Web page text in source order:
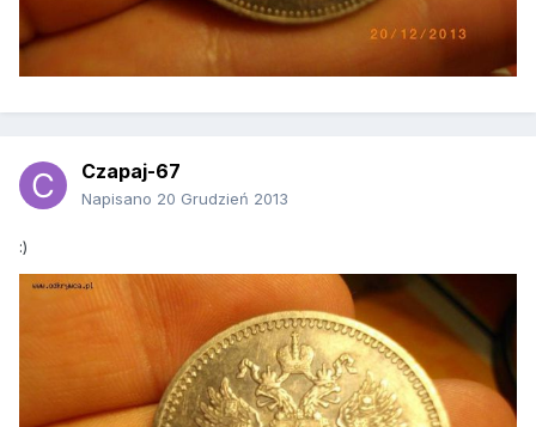
Czapaj-67
Napisano 20 Grudzień 2013
:)